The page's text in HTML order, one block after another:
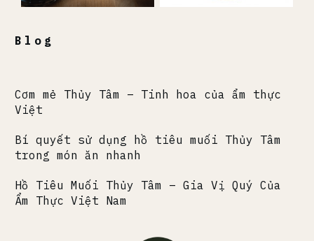
Blog
Cơm mẻ Thủy Tâm – Tinh hoa của ẩm thực
Việt
Bí quyết sử dụng hồ tiêu muối Thủy Tâm
trong món ăn nhanh
Hồ Tiêu Muối Thủy Tâm – Gia Vị Quý Của
Ẩm Thực Việt Nam